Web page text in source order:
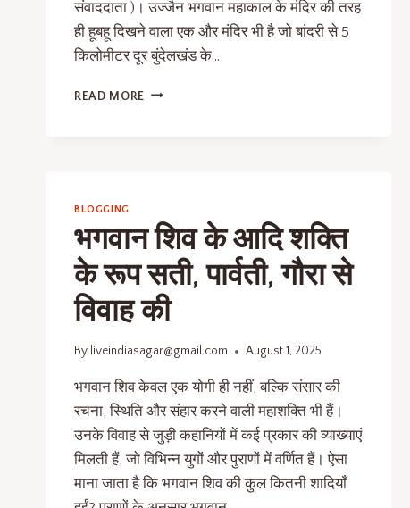
संवाददाता )। उज्जैन भगवान महाकाल के मंदिर की तरह
ही हूबहू दिखने वाला एक और मंदिर भी है जो बांदरी से 5
किलोमीटर दूर बुंदेलखंड के…
READ MORE
BLOGGING
भगवान शिव के आदि शक्ति
के रूप सती, पार्वती, गौरा से
विवाह की
By liveindiasagar@gmail.com August 1, 2025
भगवान शिव केवल एक योगी ही नहीं, बल्कि संसार की
रचना, स्थिति और संहार करने वाली महाशक्ति भी हैं।
उनके विवाह से जुड़ी कहानियों में कई प्रकार की व्याख्याएं
मिलती हैं, जो विभिन्न युगों और पुराणों में वर्णित हैं। ऐसा
माना जाता है कि भगवान शिव की कुल कितनी शादियाँ